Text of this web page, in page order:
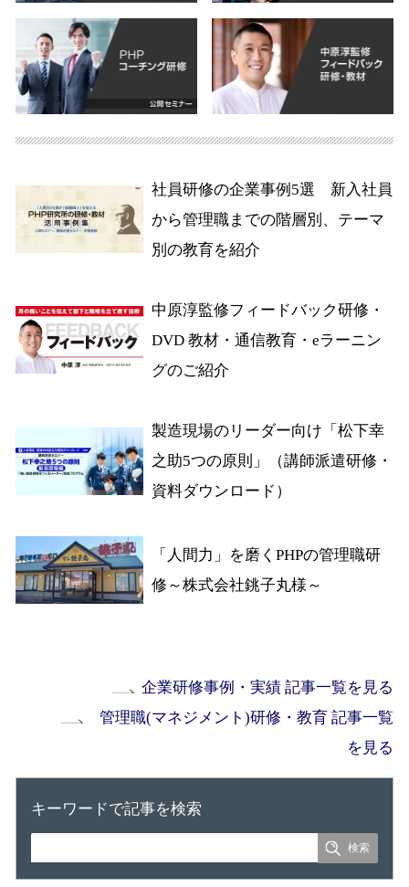
社員研修の企業事例5選 新入社員
から管理職までの階層別、テーマ
別の教育を紹介
中原淳監修フィードバック研修・
DVD 教材・通信教育・eラーニン
グのご紹介
製造現場のリーダー向け「松下幸
之助5つの原則」（講師派遣研修・
資料ダウンロード）
「人間力」を磨くPHPの管理職研
修～株式会社銚子丸様～
企業研修事例・実績 記事一覧を見る
管理職(マネジメント)研修・教育 記事一覧
を見る
キーワードで記事を検索